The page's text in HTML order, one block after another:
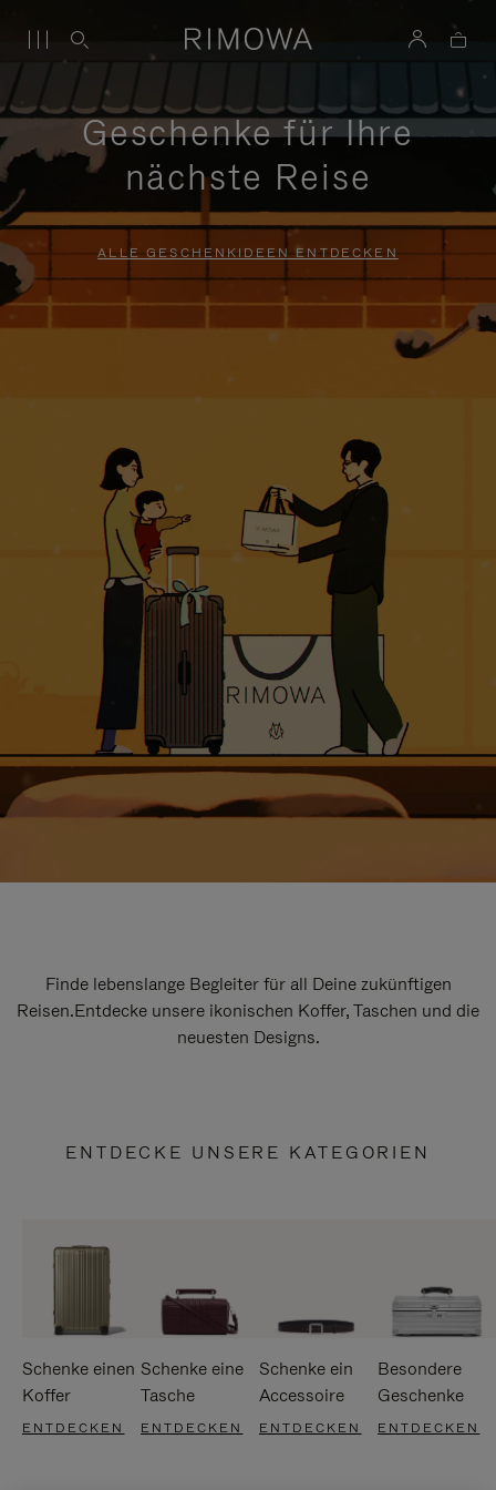
Geschenke für Ihre
nächste Reise
ALLE GESCHENKIDEEN ENTDECKEN
Finde lebenslange Begleiter für all Deine zukünftigen
Reisen.Entdecke unsere ikonischen Koffer, Taschen und die
neuesten Designs.
ENTDECKE UNSERE KATEGORIEN
Schenke einen
Koffer
ENTDECKEN
Schenke eine
Tasche
ENTDECKEN
Schenke ein
Accessoire
ENTDECKEN
Besondere
Geschenke
ENTDECKEN